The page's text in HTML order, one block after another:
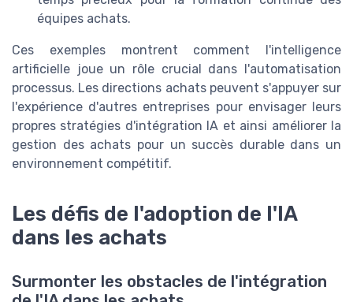
équipes achats.
Ces exemples montrent comment l'intelligence
artificielle joue un rôle crucial dans l'automatisation
processus. Les directions achats peuvent s'appuyer sur
l'expérience d'autres entreprises pour envisager leurs
propres stratégies d'intégration IA et ainsi améliorer la
gestion des achats pour un succès durable dans un
environnement compétitif.
Les défis de l'adoption de l'IA
dans les achats
Surmonter les obstacles de l'intégration